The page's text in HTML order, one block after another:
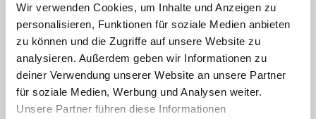
Wir verwenden Cookies, um Inhalte und Anzeigen zu
personalisieren, Funktionen für soziale Medien anbieten
zu können und die Zugriffe auf unsere Website zu
analysieren. Außerdem geben wir Informationen zu
deiner Verwendung unserer Website an unsere Partner
für soziale Medien, Werbung und Analysen weiter.
Unsere Partner führen diese Informationen
am Oberstadtparkhaus, die sich auf
zwei Streckenabschnitte aufteilen,
können im ersten Abschnitt rund 14
(Außenaufzug) + 8 Personen
(Innenaufzug) und im zweiten
Abschnitt rund 26 Personen nach
oben befördern. Die beiden Aufzüge
unweit des Rudolphsplatzes haben